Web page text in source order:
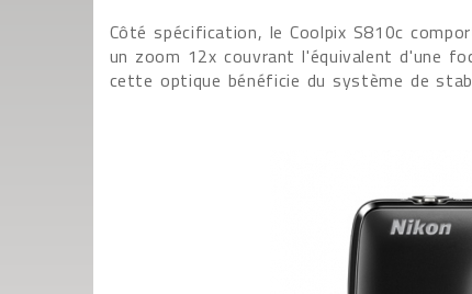
Côté spécification, le Coolpix S810c
un zoom 12x couvrant l'équivalent d'une
cette optique bénéficie du système de